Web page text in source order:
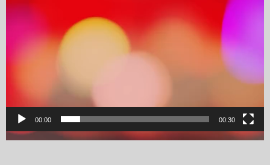
00:00 00:30